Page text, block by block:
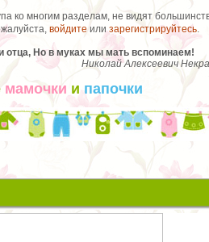
ко многим разделам, не видят
войдите илизарегистрируйтесь.
отца, Но в муках мы мать вспоминаем!
Николай Алексеевич
мамочки ипапочки